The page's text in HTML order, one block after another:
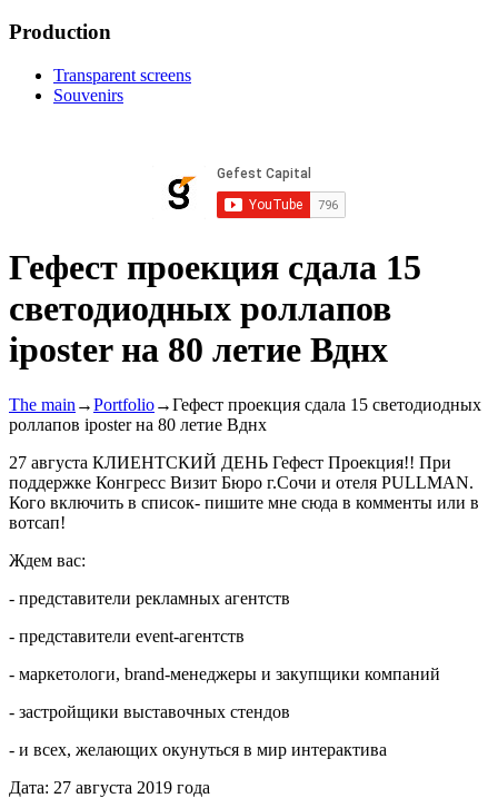
Production
Transparent screens
Souvenirs
Гефест проекция сдала 15
светодиодных роллапов
iposter на 80 летие Вднх
The main →Portfolio→Гефест проекция сдала 15 светодиодных
роллапов iposter на 80 летие Вднх
27 августа КЛИЕНТСКИЙ ДЕНЬ Гефест Проекция!! При
поддержке Конгресс Визит Бюро г.Сочи и отеля PULLMAN.
Кого включить в список- пишите мне сюда в комменты или в
вотсап!
Ждем вас:
- представители рекламных агентств
- представители event-агентств
- маркетологи, brand-менеджеры и закупщики компаний
- застройщики выставочных стендов
- и всех, желающих окунуться в мир интерактива
Дата: 27 августа 2019 года